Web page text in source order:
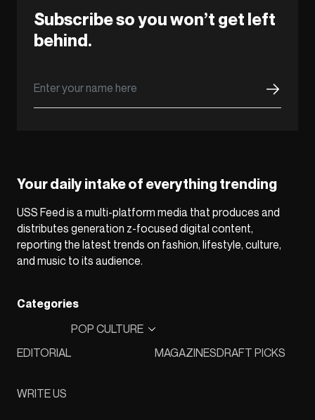
Subscribe so you won’t get left
behind.
Your daily intake of everything trending
USS Feed is a multi-platform media that produces and
distributes generation z-focused digital content,
reporting the latest trends on fashion, lifestyle, culture,
and music to its audience.
Categories
EDITORIAL
POP CULTURE
MAGAZINESDRAFT PICKS
WRITE US